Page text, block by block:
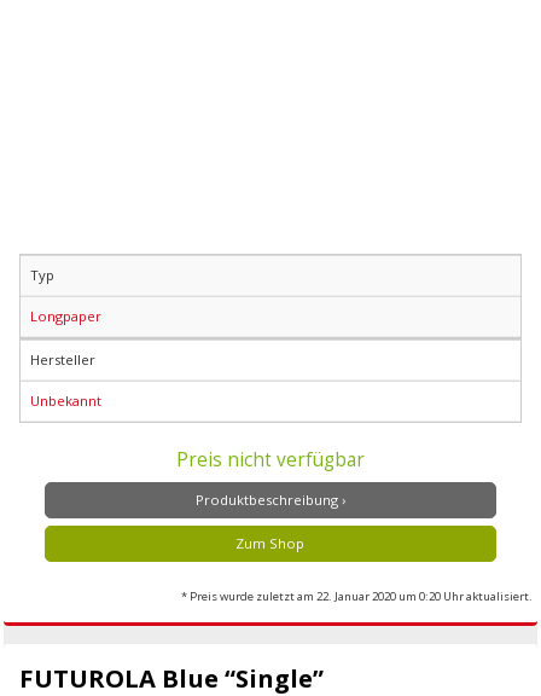
Typ
Longpaper
Hersteller
Unbekannt
Preis nicht verfügbar
Produktbeschreibung ›
Zum Shop
* Preis wurde zuletzt am 22. Januar 2020 um 0:20 Uhr aktualisiert.
FUTUROLA Blue “Single”